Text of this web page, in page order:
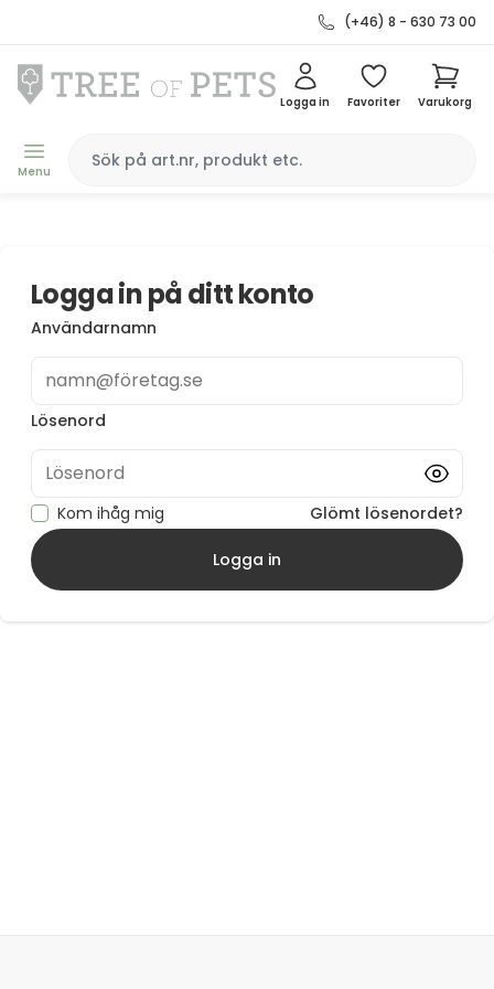
(+46) 8 - 630 73 00
Menu
Logga in Favoriter Varukorg
Logga in på ditt konto
Användarnamn
namn@företag.se
Lösenord
Lösenord
Kom ihåg mig Glömt lösenordet?
Logga in